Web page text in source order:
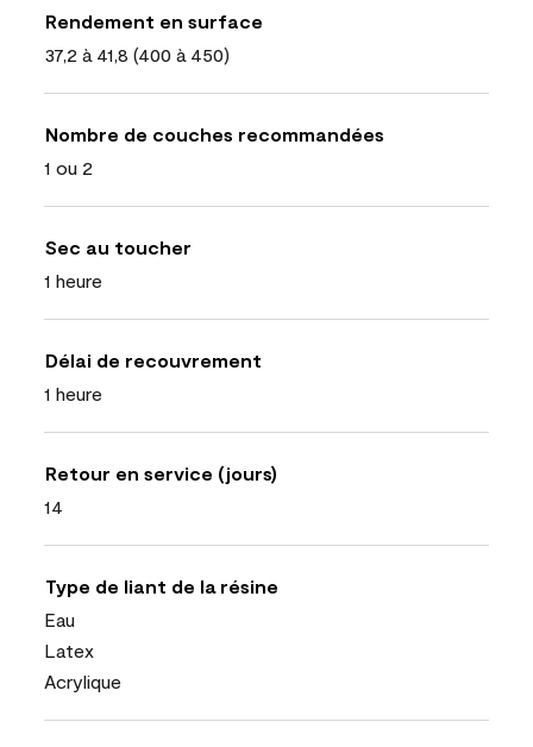
Rendement en surface
37,2 à 41,8 (400 à 450)
Nombre de couches recommandées
1 ou 2
Sec au toucher
1 heure
Délai de recouvrement
1 heure
Retour en service (jours)
14
Type de liant de la résine
Eau
Latex
Acrylique